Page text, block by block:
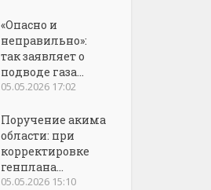
«Опасно и
неправильно»:
так заявляет о
подводе газа...
05.05.2026 17:02
Поручение акима
области: при
корректировке
генплана...
05.05.2026 15:10